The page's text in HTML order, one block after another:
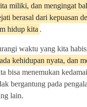
miliki, dan mengingat
berasal dari kepuasan
hidup kita .
waktu yang kita
kehidupan nyata, dan
bisa menemukan
bergantung pada
lain.